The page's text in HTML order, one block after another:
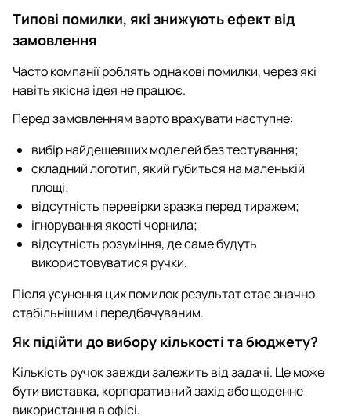
Типові помилки, які знижують ефект від
замовлення
Часто компанії роблять однакові помилки, через які
навіть якісна ідея не працює.
Перед замовленням варто врахувати наступне:
вибір найдешевших моделей без тестування;
складний логотип, який губиться на маленькій
площі;
відсутність перевірки зразка перед тиражем;
ігнорування якості чорнила;
відсутність розуміння, де саме будуть
використовуватися ручки.
Після усунення цих помилок результат стає значно
стабільнішим і передбачуваним.
Як підійти до вибору кількості та бюджету?
Кількість ручок завжди залежить від задачі. Це може
бути виставка, корпоративний захід або щоденне
використання в офісі.